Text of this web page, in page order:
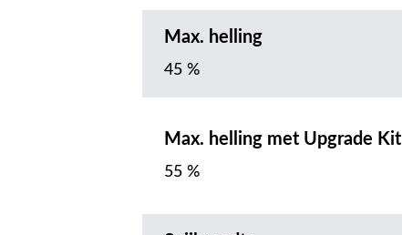
Max. helling
45 %
Max. helling met Upgrade Kit
55 %